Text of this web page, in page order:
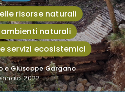
risorse naturali
naturali
servizi ecosistemici
e Giuseppe Gargano
2022